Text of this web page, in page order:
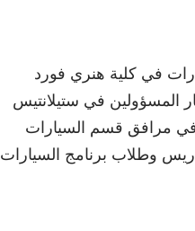
في كلية هنري فورد
المسؤولين في ستيلانتيس
في مرافق قسم السيارات
وطلاب برنامج السيارات